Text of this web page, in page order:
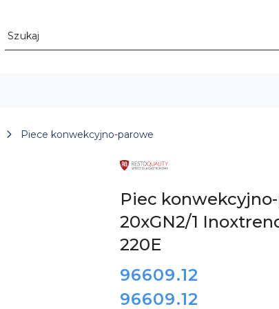
Piece konwekcyjno-parowe
LOGO
PRODUCENTA
ZAUTOMATYZOWANYCH
URZĄDZEŃ
DLA
GASTRONOMII
RESTO
QUALITY
Piec
20xGN2/1
220E
cena:
96609.12
Cena:
96609.12